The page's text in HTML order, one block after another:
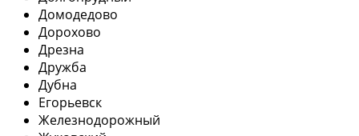
Домодедово
Дорохово
Дрезна
Дружба
Дубна
Егорьевск
Железнодорожный